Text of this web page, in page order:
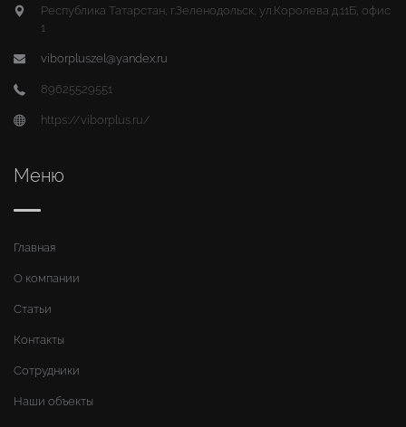
Республика Татарстан, г.Зеленодольск, ул.Королева д.11Б, офис
1
viborpluszel@yandex.ru
89625529551
https://viborplus.ru/
Меню
Главная
О компании
Статьи
Контакты
Сотрудники
Наши объекты